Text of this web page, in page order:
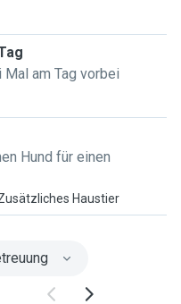
am Tag vorbei
Hund für einen
Haustier